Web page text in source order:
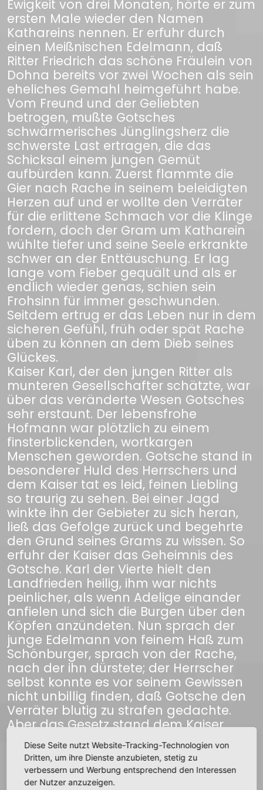
Ewigkeit von drei Monaten, hörte er zum
ersten Male wieder den Namen
Kathareins nennen. Er erfuhr durch
einen Meißnischen Edelmann, daß
Ritter Friedrich das schöne Fräulein von
Dohna bereits vor zwei Wochen als sein
eheliches Gemahl heimgeführt habe.
Vom Freund und der Geliebten
betrogen, mußte Gotsches
schwärmerisches Jünglingsherz die
schwerste Last ertragen, die das
Schicksal einem jungen Gemüt
aufbürden kann. Zuerst flammte die
Gier nach Rache in seinem beleidigten
Herzen auf und er wollte den Verräter
für die erlittene Schmach vor die Klinge
fordern, doch der Gram um Katharein
wühlte tiefer und seine Seele erkrankte
schwer an der Enttäuschung. Er lag
lange vom Fieber gequält und als er
endlich wieder genas, schien sein
Frohsinn für immer geschwunden.
Seitdem ertrug er das Leben nur in dem
sicheren Gefühl, früh oder spät Rache
üben zu können an dem Dieb seines
Glückes.
Kaiser Karl, der den jungen Ritter als
munteren Gesellschafter schätzte, war
über das veränderte Wesen Gotsches
sehr erstaunt. Der lebensfrohe
Hofmann war plötzlich zu einem
finsterblickenden, wortkargen
Menschen geworden. Gotsche stand in
besonderer Huld des Herrschers und
dem Kaiser tat es leid, feinen Liebling
so traurig zu sehen. Bei einer Jagd
winkte ihn der Gebieter zu sich heran,
ließ das Gefolge zurück und begehrte
den Grund seines Grams zu wissen. So
erfuhr der Kaiser das Geheimnis des
Gotsche. Karl der Vierte hielt den
Landfrieden heilig, ihm war nichts
peinlicher, als wenn Adelige einander
anfielen und sich die Burgen über den
Köpfen anzündeten. Nun sprach der
junge Edelmann von feinem Haß zum
Schönburger, sprach von der Rache,
nach der ihn dürstete; der Herrscher
selbst konnte es vor seinem Gewissen
nicht unbillig finden, daß Gotsche den
Verräter blutig zu strafen gedachte.
Aber das Gesetz stand dem Kaiser
näher, er duldete keine adeligen
Fehden und warnte daher den
Rachedurstigen vor einer Gewalttat.
Gotsche schwieg zu der kaiserlichen
Diese Seite nutzt Website-Tracking-Technologien von
Dritten, um ihre Dienste anzubieten, stetig zu
verbessern und Werbung entsprechend den Interessen
der Nutzer anzuzeigen.